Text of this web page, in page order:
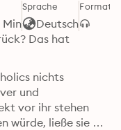
Min
Sprache
Deutsch
Format
Das hat
nichts
und
vor ihr stehen
würde, ließe sie